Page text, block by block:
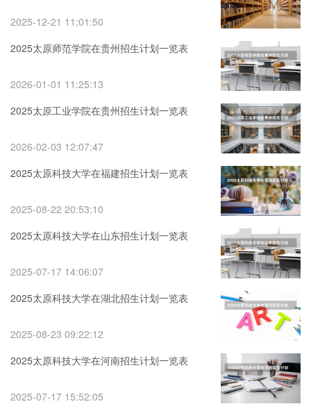
2025-12-21 11:01:50
2025太原师范学院在贵州招生计划一览表
2026-01-01 11:25:13
2025太原工业学院在贵州招生计划一览表
2026-02-03 12:07:47
2025太原科技大学在福建招生计划一览表
2025-08-22 20:53:10
2025太原科技大学在山东招生计划一览表
2025-07-17 14:06:07
2025太原科技大学在湖北招生计划一览表
2025-08-23 09:22:12
2025太原科技大学在河南招生计划一览表
2025-07-17 15:52:05